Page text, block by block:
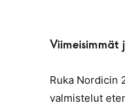
Viimeisimmät
Ruka Nordicin
valmistelut